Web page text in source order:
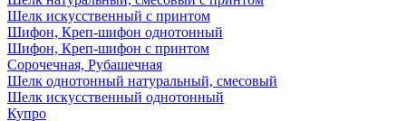
Шелк искусственный с принтом
Шифон, Креп-шифон однотонный
Шифон, Креп-шифон с принтом
Сорочечная, Рубашечная
Шелк однотонный натуральный, смесовый
Шелк искусственный однотонный
Купро